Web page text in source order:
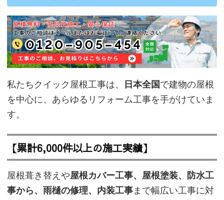
私たちクイック屋根工事は、 日本全国で建物の屋根
を中心に、あらゆるリフォーム工事を手がけていま
す。
【累計6,000件以上の施工実績】
屋根葺き替えや屋根カバー工事、屋根塗装、防水工
事から、雨樋の修理、内装工事まで幅広い工事に対